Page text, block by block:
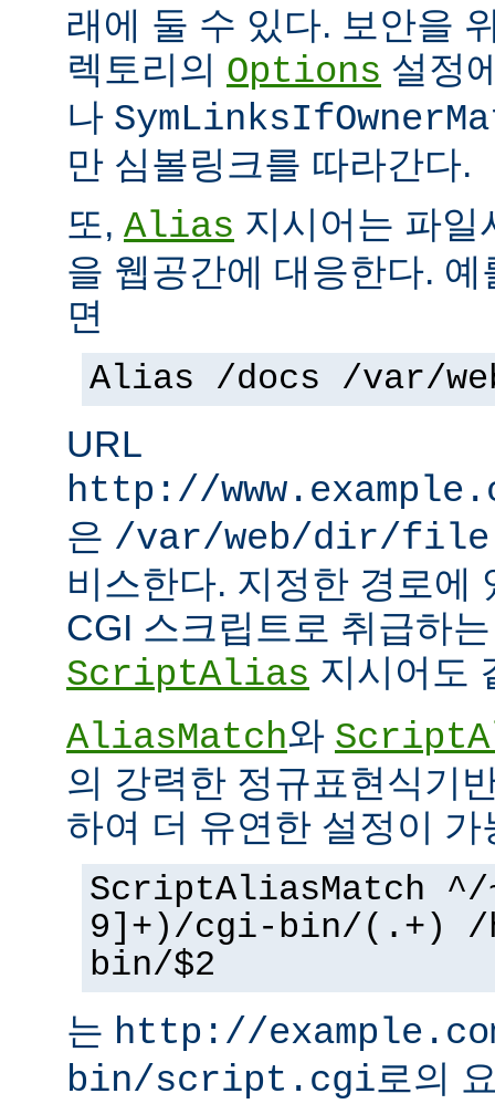
래에 둘 수 있다. 보안을
렉토리의 Options 설정
나
만 심볼링크를 따라간다.
또, Alias 지시어는 파일
을 웹공간에 대응한다.
면
Alias /docs /var/
URL
http://
은 /var/web/dir/
비스한다. 지정한 경로에
CGI 스크립트로 취급하
ScriptAlias 지시어도
AliasMatch와
의 강력한 정규표현식기
하여 더 유연한 설정이
ScriptAliasMatch
9]+)/cgi-bin/(.+) /
bin/$2
는 http://
bin/script.cgi로의